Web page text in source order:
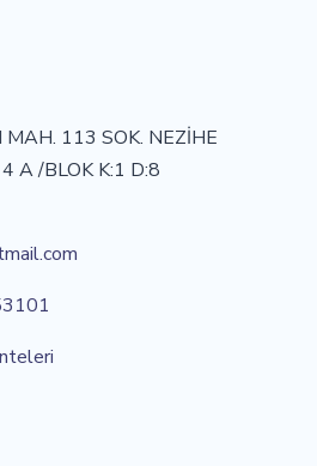
113 SOK. NEZİHE
A /BLOK K:1 D:8